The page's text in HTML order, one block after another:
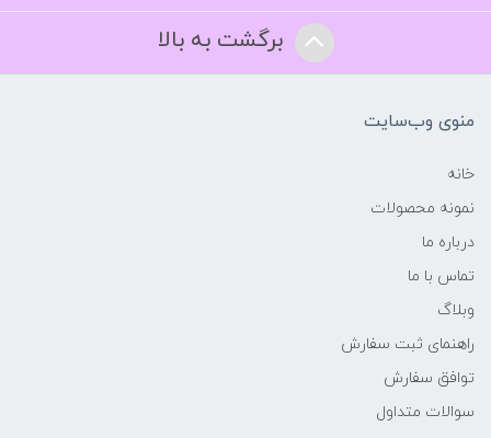
برگشت به بالا
منوی وب‌سایت
خانه
نمونه محصولات
درباره ما
تماس با ما
وبلاگ
راهنمای ثبت سفارش
توافق سفارش
سوالات متداول